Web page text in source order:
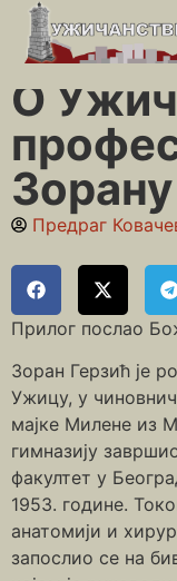
Почетна»Људи од
хирургу Зорану
О
Предраг
Прилог послао
Зоран Герзић је
Ужицу, у
мајке Милене из
гимназију
факултет у
1953. године.
анатомији и
запослио се на